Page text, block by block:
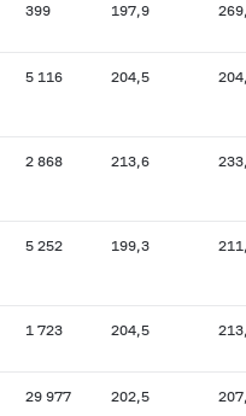
399 197,9
5 116 204,5
2 868 213,6
5 252 199,3
1 723 204,5
29 977 202,5